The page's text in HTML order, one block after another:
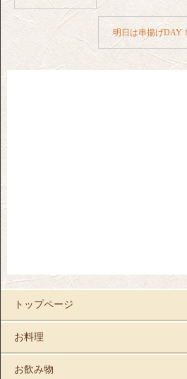
明日は串揚げDAY
トップページ
お料理
お飲み物